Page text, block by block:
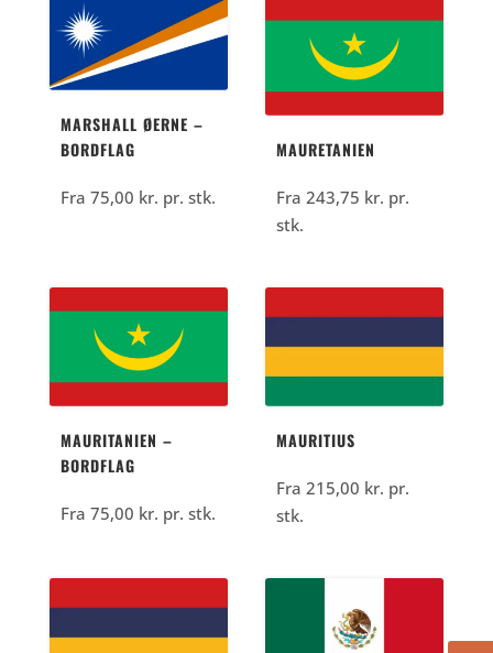
MARSHALL ØERNE –
BORDFLAG
Fra 75,00 kr. pr. stk.
MAURETANIEN
Fra 243,75 kr. pr.
stk.
MAURITANIEN –
BORDFLAG
Fra 75,00 kr. pr. stk.
MAURITIUS
Fra 215,00 kr. pr.
stk.